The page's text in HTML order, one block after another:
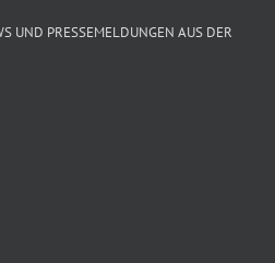
UND PRESSEMELDUNGEN AUS DER